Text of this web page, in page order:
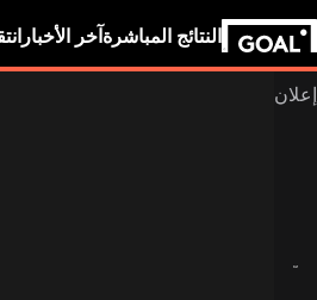
النتائج المباشرة آخر الأخبار